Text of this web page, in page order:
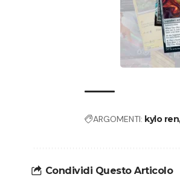
ARGOMENTI: kylo ren
Condividi Questo Articolo